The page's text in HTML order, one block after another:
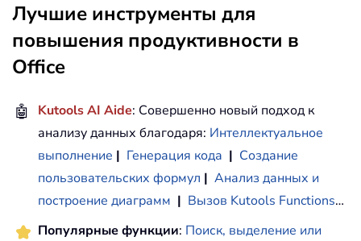
Лучшие инструменты для
повышения продуктивности в
Office
🤖 Kutools AI Aide: Совершенно новый подход к
анализу данных благодаря: Интеллектуальное
выполнение | Генерация кода | Создание
пользовательских формул | Анализ данных и
построение диаграмм | Вызов Kutools Functions…
Популярные функции: Поиск, выделение или